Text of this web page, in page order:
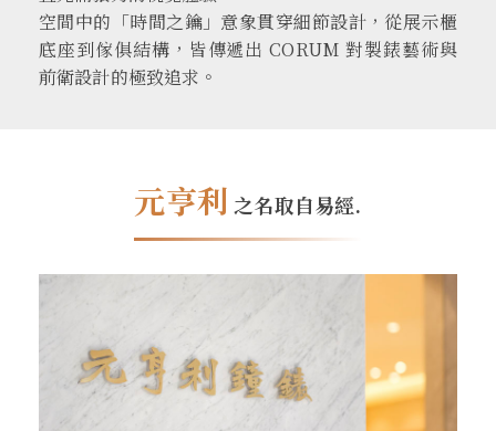
空間中的「時間之鑰」意象貫穿細節設計，從展示櫃
底座到傢俱結構，皆傳遞出 CORUM 對製錶藝術與
前衛設計的極致追求。
元亨利 之名取自易經.